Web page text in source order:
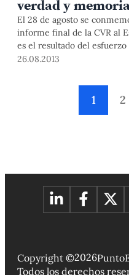
verdad y
El 28 de agosto se
informe final de la CVR al
es el resultado del
verdad de aquellos años de
26.08.2013
1 2
Copyright ©2026
Todos los derechos